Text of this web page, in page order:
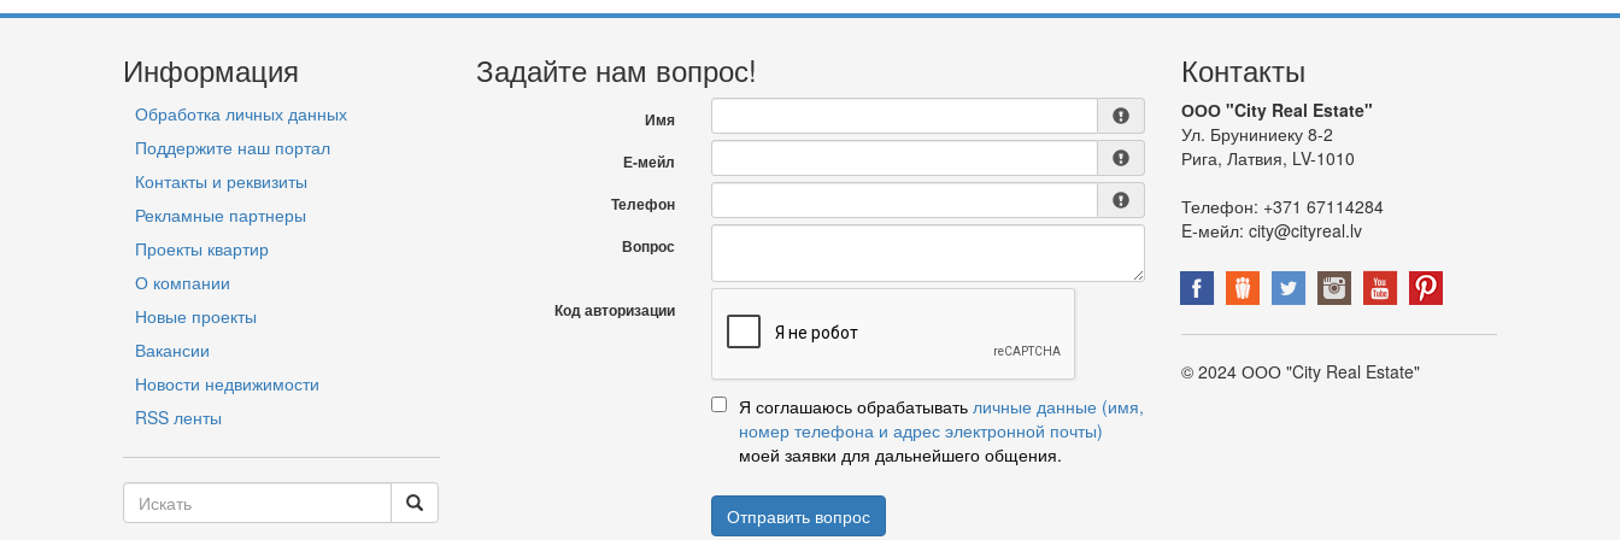
Информация
Обработка личных данных
Поддержите наш портал
Контакты и реквизиты
Рекламные партнеры
Проекты квартир
О компании
Новые проекты
Вакансии
Новости недвижимости
RSS ленты
Задайте нам вопрос!
Имя
Е-мейл
Телефон
Вопрос
Код авторизации
Я соглашаюсь обрабатывать личные данные (имя,
номер телефона и адрес электронной почты)
моей заявки для дальнейшего общения.
Отправить вопрос
Контакты
ООО "City Real Estate"
Ул. Бруниниеку 8-2
Рига, Латвия, LV-1010
Телефон: +371 67114284
E-мейл: city@cityreal.lv
© 2024 ООО "City Real Estate"